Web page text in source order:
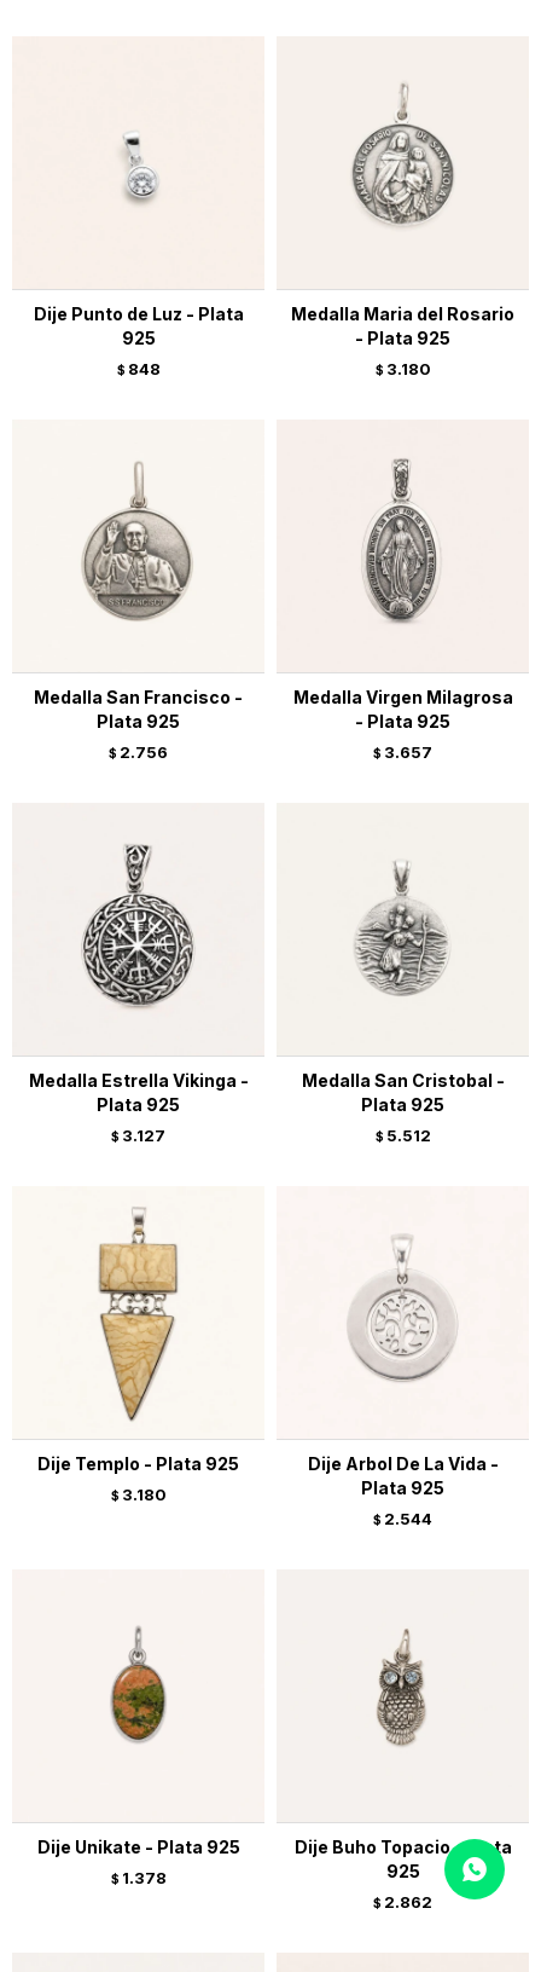
Dije Punto de Luz - Plata
925
$ 848
Medalla Maria del Rosario
- Plata 925
$ 3.180
Medalla San Francisco -
Plata 925
$ 2.756
Medalla Virgen Milagrosa
- Plata 925
$ 3.657
Medalla Estrella Vikinga -
Plata 925
$ 3.127
Medalla San Cristobal -
Plata 925
$ 5.512
Dije Templo - Plata 925
$ 3.180
Dije Arbol De La Vida -
Plata 925
$ 2.544
Dije Unikate - Plata 925
$ 1.378
Dije Buho Topacio - Plata
925
$ 2.862